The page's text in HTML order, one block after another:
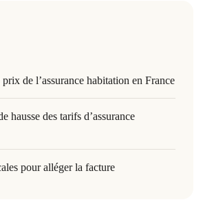
prix de l’assurance habitation en France
hausse des tarifs d’assurance
pour alléger la facture